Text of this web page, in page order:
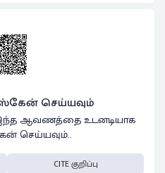
ஸ்கேன் செய்யவும்
இந்த ஆவணத்தை உடனடியாக
செய்யவும்..
CITE குறிப்பு